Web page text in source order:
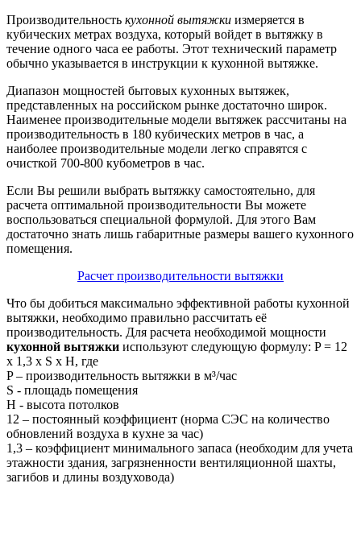
Производительность кухонной вытяжки измеряется в
кубических метрах воздуха, который войдет в вытяжку в
течение одного часа ее работы. Этот технический параметр
обычно указывается в инструкции к кухонной вытяжке.
Диапазон мощностей бытовых кухонных вытяжек,
представленных на российском рынке достаточно широк.
Наименее производительные модели вытяжек рассчитаны на
производительность в 180 кубических метров в час, а
наиболее производительные модели легко справятся с
очисткой 700-800 кубометров в час.
Если Вы решили выбрать вытяжку самостоятельно, для
расчета оптимальной производительности Вы можете
воспользоваться специальной формулой. Для этого Вам
достаточно знать лишь габаритные размеры вашего кухонного
помещения.
Расчет производительности вытяжки
Что бы добиться максимально эффективной работы кухонной
вытяжки, необходимо правильно рассчитать её
производительность. Для расчета необходимой мощности
кухонной вытяжки используют следующую формулу: P = 12
х 1,3 х S х H, где
P – производительность вытяжки в м³/час
S - площадь помещения
H - высота потолков
12 – постоянный коэффициент (норма СЭС на количество
обновлений воздуха в кухне за час)
1,3 – коэффициент минимального запаса (необходим для учета
этажности здания, загрязненности вентиляционной шахты,
загибов и длины воздуховода)